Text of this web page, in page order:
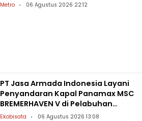
Metro 06 Agustus 2026 22:12
PT Jasa Armada Indonesia Layani
Penyandaran Kapal Panamax MSC
BREMERHAVEN V di Pelabuhan
Patimban
Ekobisata 06 Agustus 2026 13:08